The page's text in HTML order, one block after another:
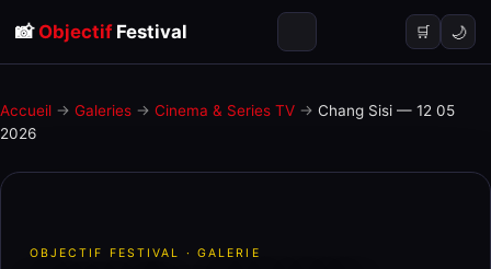
📸 ObjectifFestival 🛒 🌙
Accueil → Galeries → Cinema & Series TV → Chang Sisi — 12 05
2026
OBJECTIF FESTIVAL · GALERIE